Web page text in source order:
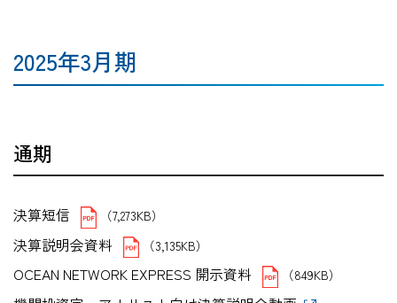
2025年3月期
通期
決算短信 （7,273KB）
決算説明会資料 （3,135KB）
OCEAN NETWORK EXPRESS 開示資料 （849KB）